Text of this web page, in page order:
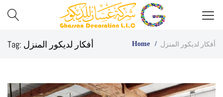
Ghassan
Best
Company
Tag: أفكار لديكور المنزل Home أفكار لديكور المنزل